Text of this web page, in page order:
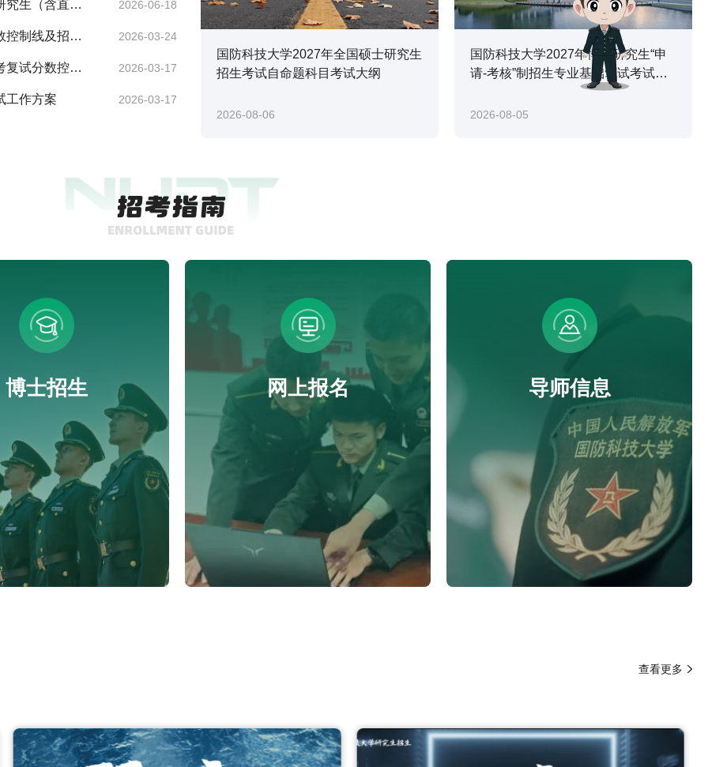
究生（含直博 2026-06-18
控制线及招生 2026-03-24
复试分数控制 2026-03-17
工作方案 2026-03-17
国防科技大学2027年全国硕士研究生
招生考试自命题科目考试大纲
2026-08-06
国防科技大学2027年博士研究生“申
请-考核”制招生专业基础笔试考试大
2026-08-05
博士招生 网上报名 导师信息
查看更多